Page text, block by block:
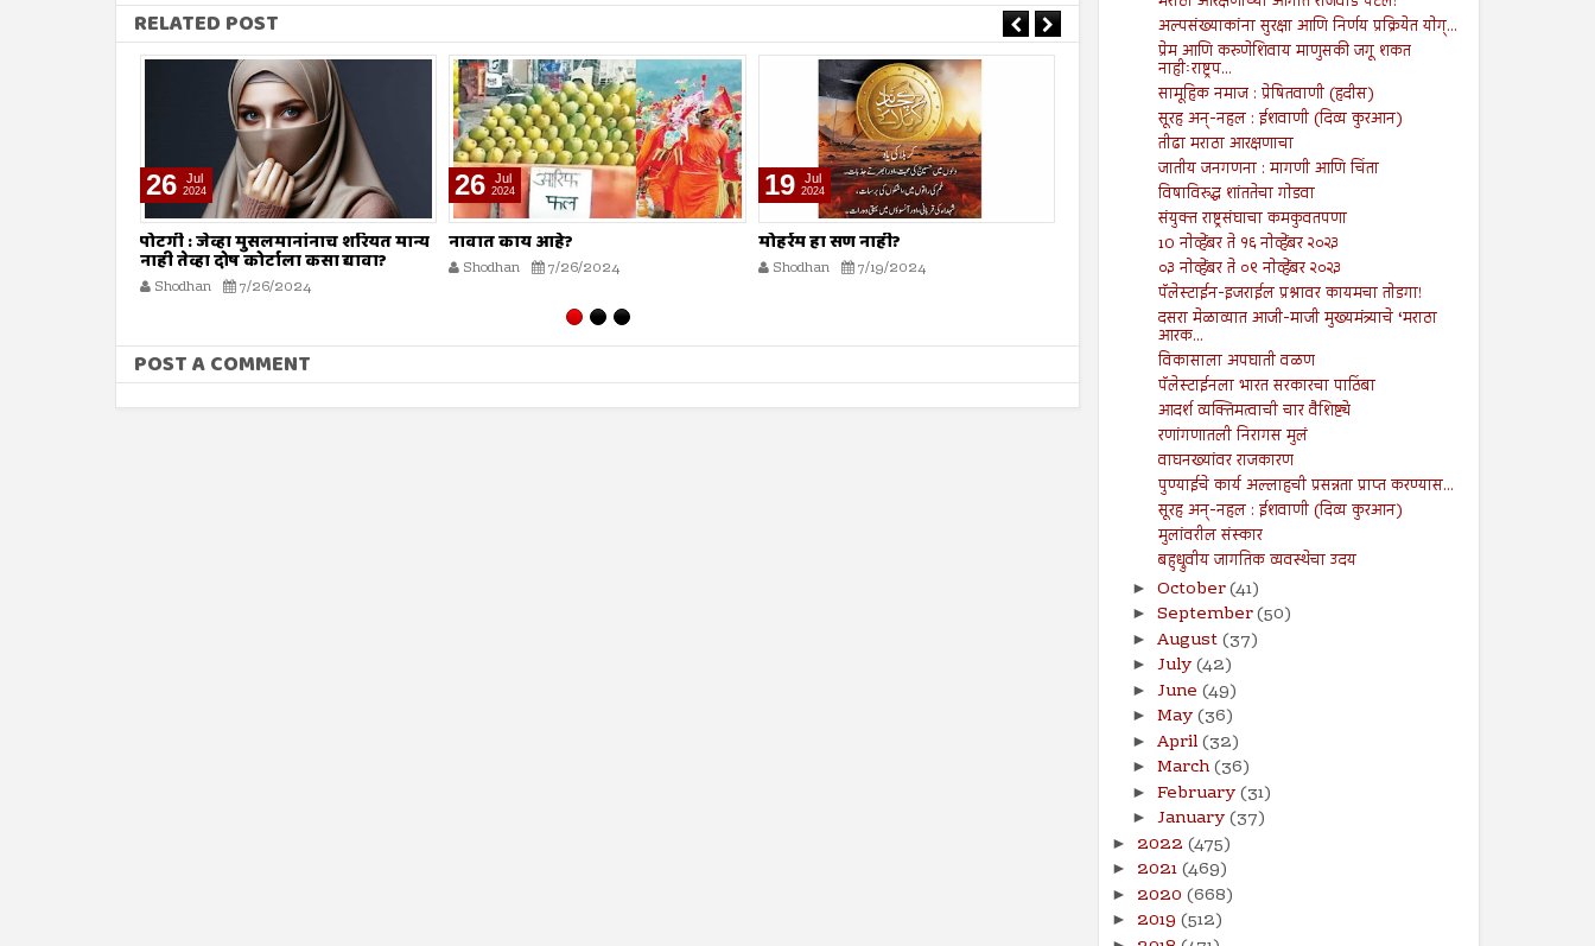
RELATED POST
26 Jul
2024
पोटगी : जेव्हा मुसलमानांनाच शरियत मान्य
नाही तेव्हा दोष कोर्टाला कसा द्यावा?
Shodhan 7/26/2024
26 Jul
2024
नावात काय आहे?
Shodhan 7/26/2024
19 Jul
2024
मोहर्रम हा सण नाही?
Shodhan 7/19/2024
पुरोगामी चळवळींना लक्ष्य करण्यासाठी
7/19/2024
POST A COMMENT
अल्पसंख्याकांना सुरक्षा आणि निर्णय प्रक्रियेत योग्...
प्रेम आणि करुणेशिवाय माणुसकी जगू शकत
नाहीःराष्ट्रप...
सामूहिक नमाज : प्रेषितवाणी (हदीस)
सूरह अन्-नहल : ईशवाणी (दिव्य कुरआन)
तीढा मराठा आरक्षणाचा
जातीय जनगणना : मागणी आणि चिंता
विषाविरुद्ध शांततेचा गोडवा
संयुक्त राष्ट्रसंघाचा कमकुवतपणा
10 नोव्हेंबर ते १६ नोव्हेंबर २०२३
०३ नोव्हेंबर ते ०९ नोव्हेंबर २०२३
पॅलेस्टाईन-इजराईल प्रश्नावर कायमचा तोडगा!
दसरा मेळाव्यात आजी-माजी मुख्यमंत्र्याचे ‘मराठा
आरक...
विकासाला अपघाती वळण
पॅलेस्टाईनला भारत सरकारचा पाठिंबा
आदर्श व्यक्तिमत्वाची चार वैशिष्ट्ये
रणांगणातली निरागस मुलं
वाघनख्यांवर राजकारण
पुण्याईचे कार्य अल्लाहची प्रसन्नता प्राप्त करण्यास...
सूरह अन्-नहल : ईशवाणी (दिव्य कुरआन)
मुलांवरील संस्कार
बहुध्रुवीय जागतिक व्यवस्थेचा उदय
► October(41)
► September(50)
► August(37)
► July(42)
► June (49)
► May(36)
► April(32)
► March(36)
► February(31)
► January(37)
► 2022 (475)
► 2021(469)
► 2020 (668)
► 2019 (512)